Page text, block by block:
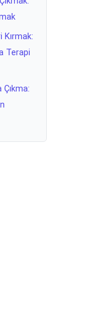
Kırmak:
Terapi